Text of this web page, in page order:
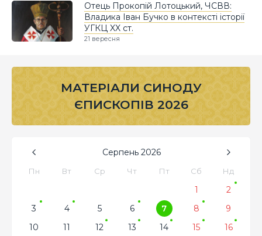
Отець Прокопій Лотоцький, ЧСВВ:
Владика Іван Бучко в контексті історії
УГКЦ XX ст.
21 вересня
МАТЕРІАЛИ СИНОДУ
ЄПИСКОПІВ 2026
Серпень 2026
Пн Вт Ср Чт Пт Сб Нд
1
2
3
4 5 6 7 8
9
10
11 12 13 14 15
16